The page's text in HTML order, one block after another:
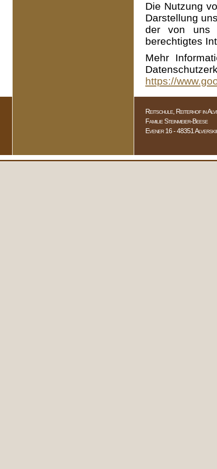
Die Nutzung
Darstellung
der von uns
berechtigtes
Mehr
https://
Reitschule, Reiterhof in
Familie Steinmeier-Beese
Evener 16 - 48351